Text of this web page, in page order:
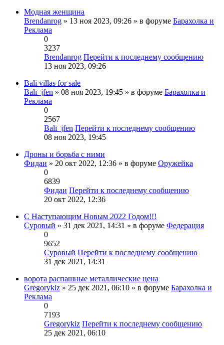
Модная женщина
Brendanrog » 13 ноя 2023, 09:26 » в форуме Барахолка и
Реклама
0
3237
Brendanrog Перейти к последнему сообщению
13 ноя 2023, 09:26
Bali villas for sale
Bali_jfen » 08 ноя 2023, 19:45 » в форуме Барахолка и
Реклама
0
2567
Bali_jfen Перейти к последнему сообщению
08 ноя 2023, 19:45
Дроны и борьба с ними
Фидаи » 20 окт 2022, 12:36 » в форуме Оружейка
0
6839
Фидаи Перейти к последнему сообщению
20 окт 2022, 12:36
С Наступающим Новым 2022 Годом!!!
Суровый » 31 дек 2021, 14:31 » в форуме Федерация
0
9652
Суровый Перейти к последнему сообщению
31 дек 2021, 14:31
ворота распашные металлические цена
Gregorykiz » 25 дек 2021, 06:10 » в форуме Барахолка и
Реклама
0
7193
Gregorykiz Перейти к последнему сообщению
25 дек 2021, 06:10